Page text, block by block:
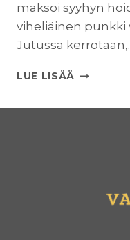
maksoi syyhyn
viheliäinen punkki
Jutussa
LUE LISÄÄ